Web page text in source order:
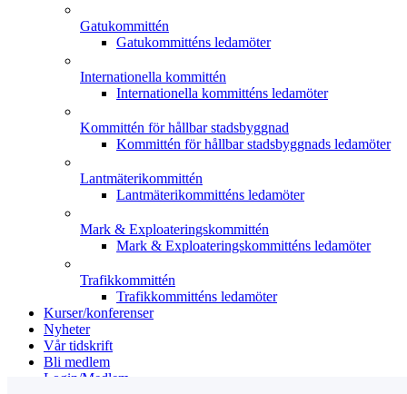
Gatukommittén
Gatukommitténs ledamöter
Internationella kommittén
Internationella kommitténs ledamöter
Kommittén för hållbar stadsbyggnad
Kommittén för hållbar stadsbyggnads ledamöter
Lantmäterikommittén
Lantmäterikommitténs ledamöter
Mark & Exploateringskommittén
Mark & Exploateringskommitténs ledamöter
Trafikkommittén
Trafikkommitténs ledamöter
Kurser/konferenser
Nyheter
Vår tidskrift
Bli medlem
Login/Medlem